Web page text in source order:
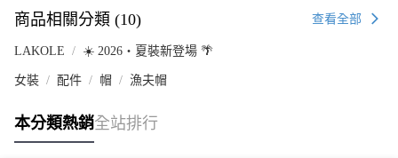
商品相關分類 (10) 查看全部
LAKOLE ☀️ 2026・夏裝新登場 🌴
女裝 配件 帽 漁夫帽
本分類熱銷全站排行